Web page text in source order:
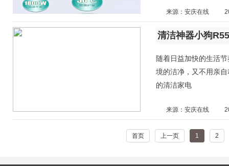
来源：安庆在线
清洁神器小狗
随着日益加快的生活
境的洁净，又不用亲
的清洁家电
来源：安庆在线
首页 上一页 1 2